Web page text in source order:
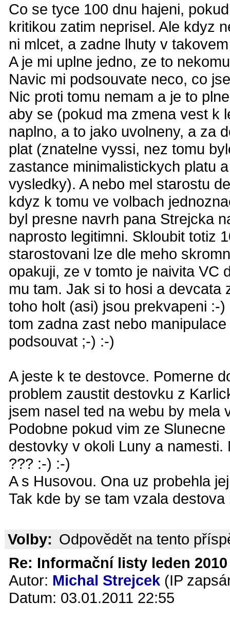
Co se tyce 100 dnu hajeni,
kritikou zatim neprisel. Ale kdyz
ni mlcet, a zadne lhuty v
A je mi uplne jedno, ze to
Navic mi podsouvate neco, co
Nic proti tomu nemam a je to
aby se (pokud ma zmena vest k
naplno, a to jako uvolneny, a za
plat (znatelne vyssi, nez tomu
zastance minimalistickych platu
vysledky). A nebo mel starostu
kdyz k tomu ve volbach
byl presne navrh pana Strejcka
naprosto legitimni. Skloubit totiz
starostovani lze dle meho
opakuji, ze v tomto je naivita VC
mu tam. Jak si to hosi a
toho holt (asi) jsou prekvapeni :-
tom zadna zast nebo
podsouvat ;-) :-)
A jeste k te destovce. Pomerne
problem zaustit destovku z
jsem nasel ted na webu by
Podobne pokud vim ze
destovky v okoli Luny a
??? :-) :-)
A s Husovou. Ona uz probehla
Tak kde by se tam vzala
Volby: Odpovědět na tento
Re: Informační listy leden
Autor: Michal Strejcek (IP
Datum: 03.01.2011 22:55